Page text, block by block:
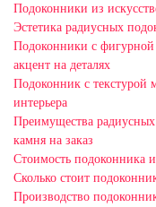
Подоконники из
Эстетика радиусных
Подоконники с фигурной
акцент на деталях
Подоконник с текстурой
интерьера
Преимущества
камня на заказ
Стоимость подоконника
Сколько стоит
Производство